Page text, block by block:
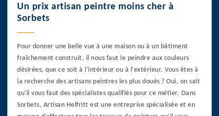
Un prix artisan peintre moins cher à
Sorbets
Pour donner une belle vue à une maison ou à un bâtiment
fraîchement construit, il nous faut le peindre aux couleurs
désirées, que ce soit à l'intérieur ou à l'extérieur. Vous êtes à
la recherche des artisans peintres les plus doués ? Oui, on sait
qu'il vous faut des spécialistes qualifiés pour ce métier. Dans
Sorbets, Artisan Helfritt est une entreprise spécialisée et en